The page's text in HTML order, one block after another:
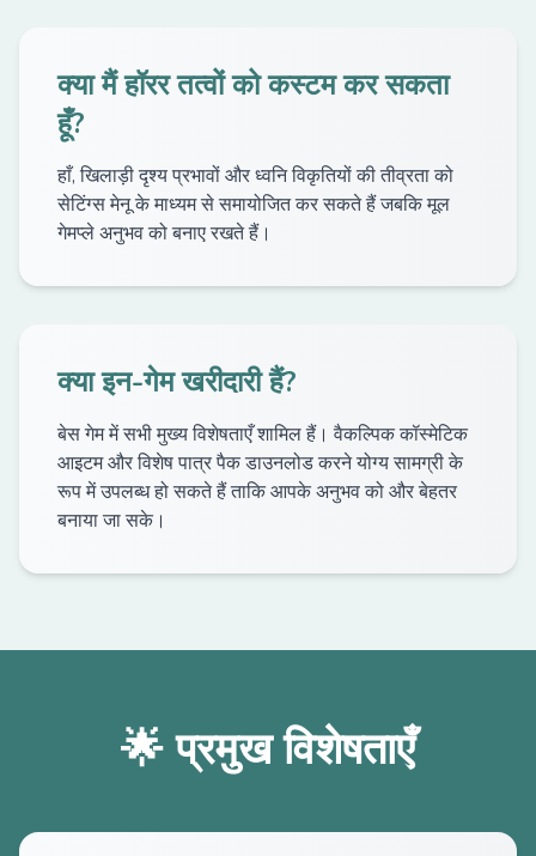
क्या मैं हॉरर तत्वों को कस्टम कर सकता
हूँ?
हाँ, खिलाड़ी दृश्य प्रभावों और ध्वनि विकृतियों की तीव्रता को
सेटिंग्स मेनू के माध्यम से समायोजित कर सकते हैं जबकि मूल
गेमप्ले अनुभव को बनाए रखते हैं।
क्या इन-गेम खरीदारी हैं?
बेस गेम में सभी मुख्य विशेषताएँ शामिल हैं। वैकल्पिक कॉस्मेटिक
आइटम और विशेष पात्र पैक डाउनलोड करने योग्य सामग्री के
रूप में उपलब्ध हो सकते हैं ताकि आपके अनुभव को और बेहतर
बनाया जा सके।
🌟 प्रमुख विशेषताएँ